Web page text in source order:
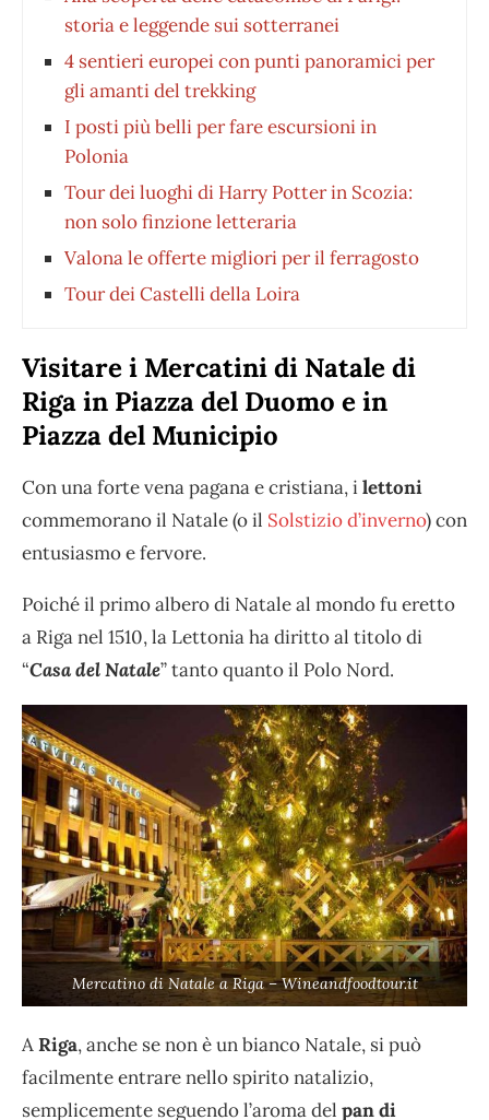
storia e leggende sui sotterranei
4 sentieri europei con punti panoramici per
gli amanti del trekking
I posti più belli per fare escursioni in
Polonia
Tour dei luoghi di Harry Potter in Scozia:
non solo finzione letteraria
Valona le offerte migliori per il ferragosto
Tour dei Castelli della Loira
Visitare i Mercatini di Natale di
Riga in Piazza del Duomo e in
Piazza del Municipio
Con una forte vena pagana e cristiana, ilettoni
commemorano il Natale (o il Solstizio d’inverno) con
entusiasmo e fervore.
Poiché il primo albero di Natale al mondo fu eretto
a Riga nel 1510, la Lettonia ha diritto al titolo di
“Casa del Natale” tanto quanto il Polo Nord.
Mercatino di Natale a Riga – Wineandfoodtour.it
ARiga, anche se non è un bianco Natale, si può
facilmente entrare nello spirito natalizio,
semplicemente seguendo l’aroma del pan di